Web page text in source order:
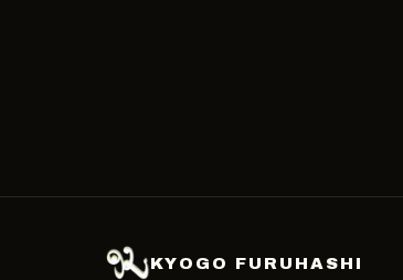
KYOGO FURUHASHI